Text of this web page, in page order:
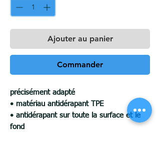
Ajouter au panier
Commander
précisément adapté
• matériau antidérapant TPE
• antidérapant sur toute la surface et le
fond